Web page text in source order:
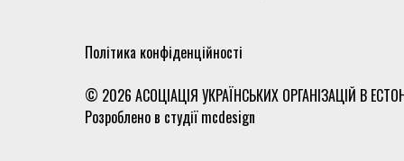
Політика конфіденційності
© 2026 АСОЦІАЦІЯ УКРАЇНСЬКИХ ОРГАНІЗАЦІЙ В
Розроблено в студіїmcdesign